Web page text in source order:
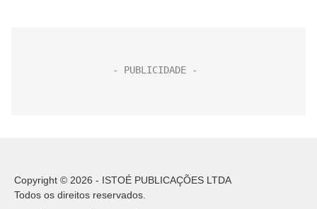
Copyright © 2026 - ISTOÉ PUBLICAÇÕES LTDA
Todos os direitos reservados.